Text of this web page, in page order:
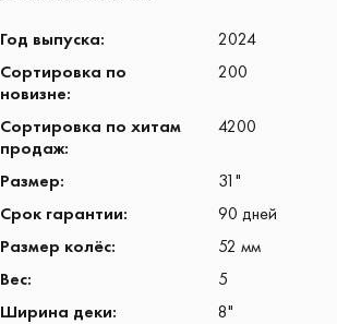
Год выпуска:
2024
Сортировка по
новизне:
200
Сортировка по хитам
продаж:
4200
Размер:
31"
Срок гарантии:
90 дней
Размер колёс:
52 мм
Вес:
5
Ширина деки:
8"